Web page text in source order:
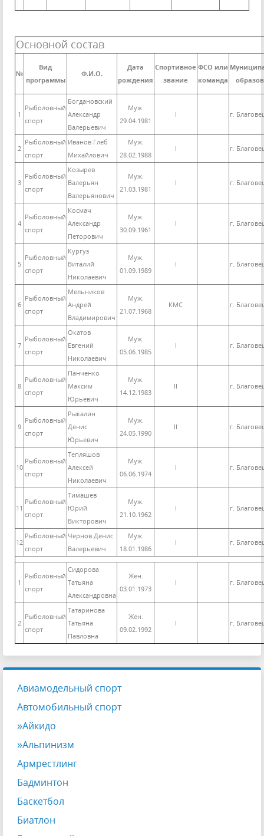
Основной состав
№
Вид
программы
Ф.И.О.
Дата
рождения
Спортивное
звание
ФСО или
команда
1
Рыболовный
спорт
Богдановский
Александр
Валерьевич
Муж.
29.04.1981
I г.
2
Рыболовный
спорт
Иванов Глеб
Михайлович
Муж.
28.02.1988
I г.
3
Рыболовный
спорт
Козырев
Валерьян
Валерьянович
Муж.
21.03.1981
I г.
4
Рыболовный
спорт
Космач
Александр
Петорович
Муж.
30.09.1961
I г.
5
Рыболовный
спорт
Кургуз
Виталий
Николаевич
Муж.
01.09.1989
I г.
6
Рыболовный
спорт
Мельников
Андрей
Владимирович
Муж.
21.07.1968
КМС г.
7
Рыболовный
спорт
Окатов
Евгений
Николаевич
Муж.
05.06.1985
I г.
8
Рыболовный
спорт
Панченко
Максим
Юрьевич
Муж.
14.12.1983
II г.
9
Рыболовный
спорт
Рыкалин
Денис
Юрьевич
Муж.
24.05.1990
II г.
10
Рыболовный
спорт
Тепляшов
Алексей
Николаевич
Муж.
06.06.1974
I г.
11
Рыболовный
спорт
Тимашев
Юрий
Викторович
Муж.
21.10.1962
I г.
12
Рыболовный
спорт
Чернов Денис
Валерьевич
Муж.
18.01.1986
I г.
1
Рыболовный
спорт
Сидорова
Татьяна
Александровна
Жен.
03.01.1973
I г.
2
Рыболовный
спорт
Татаринова
Татьяна
Павловна
Жен.
09.02.1992
I г.
Авиамодельный спорт
Автомобильный спорт
»Айкидо
»Альпинизм
Армрестлинг
Бадминтон
Баскетбол
Биатлон